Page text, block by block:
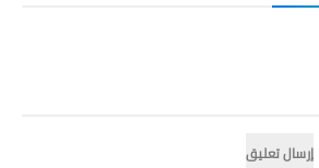
إرسال تعليق